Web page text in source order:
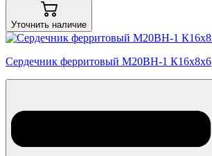
Уточнить наличие
Сердечник ферритовый М20ВН-1 К16х8х6